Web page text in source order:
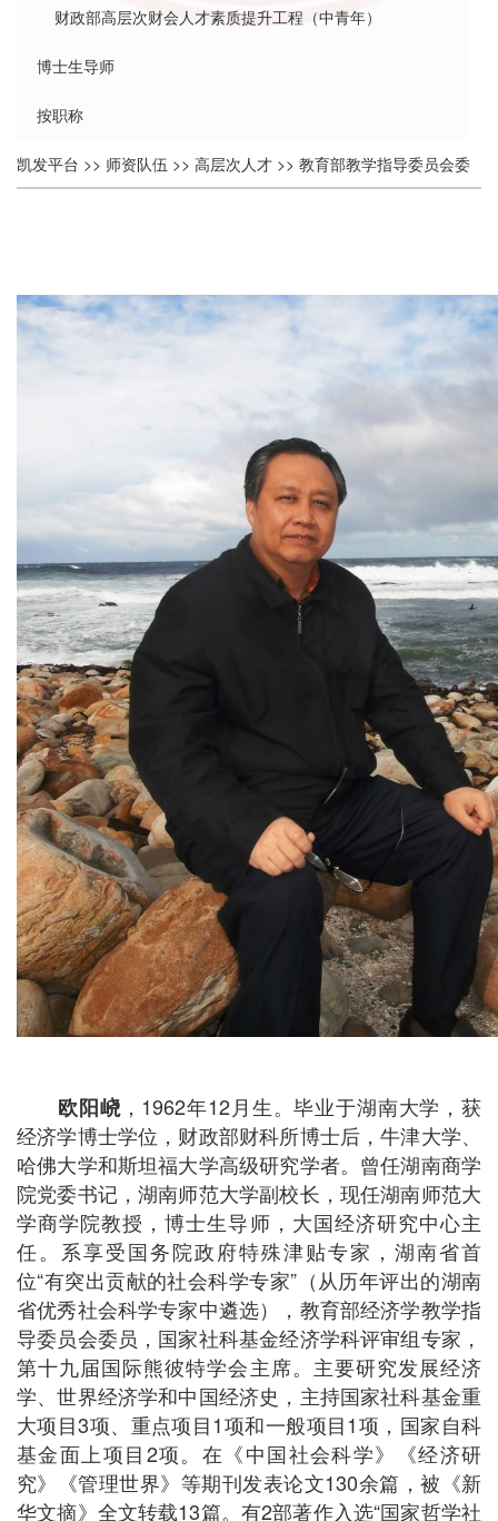
财政部高层次财会人才素质提升工程（中青年）
博士生导师
按职称
凯发平台 >> 师资队伍 >> 高层次人才 >> 教育部教学指导委员会委
个
介
欧阳峣 ， 1962年12月生。毕业于湖南大学，获
经济学博士学位，财政部财科所博士后，牛津大学、
哈佛大学和斯坦福大学高级研究学者。曾任湖南商学
院党委书记，湖南师范大学副校长，现任湖南师范大
学商学院教授，博士生导师，大国经济研究中心主
任。系享受国务院政府特殊津贴专家，湖南省首
位“有突出贡献的社会科学专家”（从历年评出的湖南
省优秀社会科学专家中遴选），教育部经济学教学指
导委员会委员，国家社科基金经济学科评审组专家，
第十九届国际熊彼特学会主席。主要研究发展经济
学、世界经济学和中国经济史，主持国家社科基金重
大项目3项、重点项目1项和一般项目1项，国家自科
基金面上项目2项。在《中国社会科学》《经济研
究》《管理世界》等期刊发表论文130余篇，被《新
华文摘》全文转载13篇。有2部著作入选“国家哲学社